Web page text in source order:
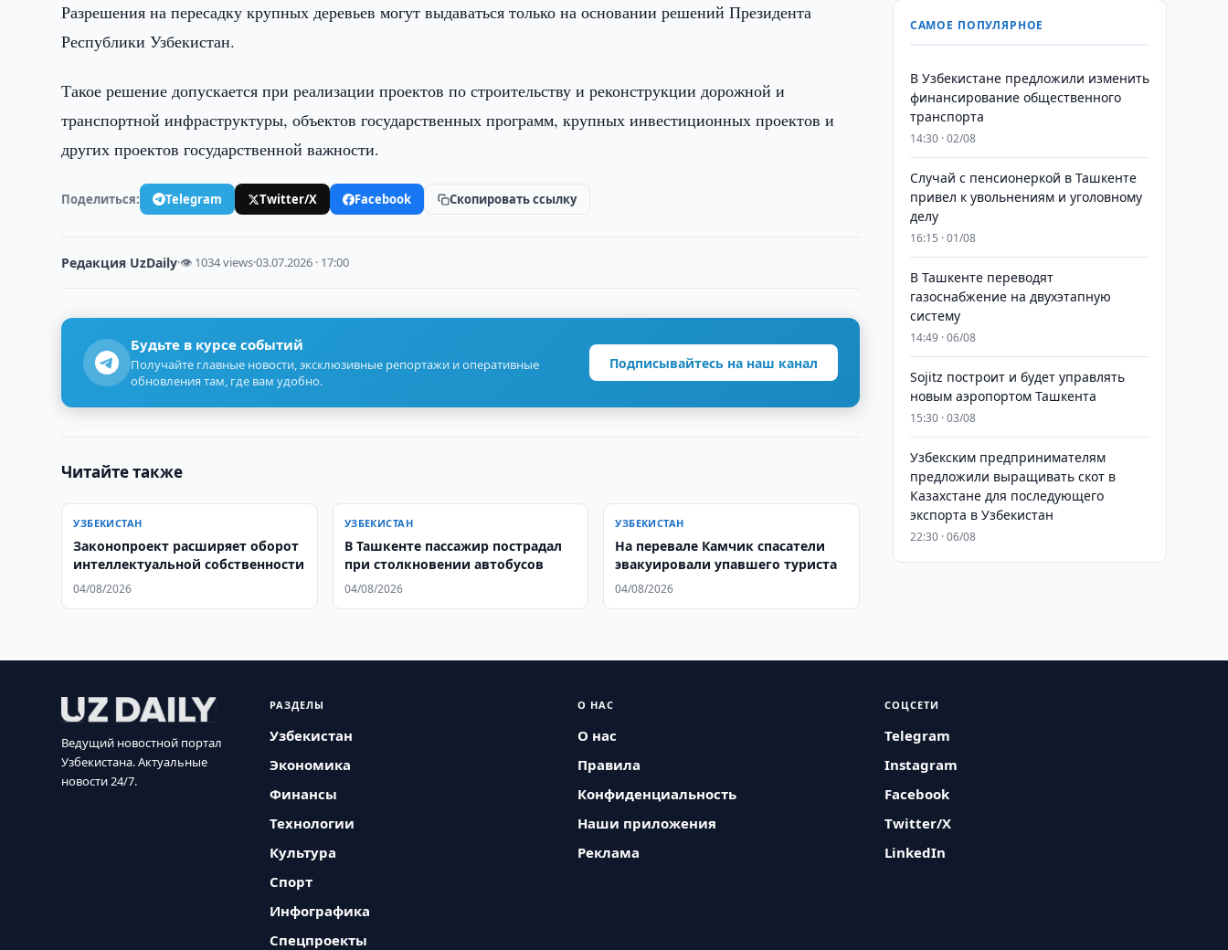
Разрешения на пересадку крупных деревьев могут выдаваться только на основании решений Президента
Республики Узбекистан.
Такое решение допускается при реализации проектов по строительству и реконструкции дорожной и
транспортной инфраструктуры, объектов государственных программ, крупных инвестиционных проектов и
других проектов государственной важности.
Поделиться: Telegram Twitter/X Facebook Скопировать ссылку
Редакция UzDaily·👁 1034 views·03.07.2026 · 17:00
Будьте в курсе событий
Получайте главные новости, эксклюзивные репортажи и оперативные
обновления там, где вам удобно.
Подписывайтесь на наш канал
Читайте также
УЗБЕКИСТАН
Законопроект расширяет оборот
интеллектуальной собственности
04/08/2026
УЗБЕКИСТАН
В Ташкенте пассажир пострадал
при столкновении автобусов
04/08/2026
УЗБЕКИСТАН
На перевале Камчик спасатели
эвакуировали упавшего туриста
04/08/2026
САМОЕ ПОПУЛЯРНОЕ
В Узбекистане предложили изменить
финансирование общественного
транспорта
14:30 · 02/08
Случай с пенсионеркой в Ташкенте
привел к увольнениям и уголовному
делу
16:15 · 01/08
В Ташкенте переводят
газоснабжение на двухэтапную
систему
14:49 · 06/08
Sojitz построит и будет управлять
новым аэропортом Ташкента
15:30 · 03/08
Узбекским предпринимателям
предложили выращивать скот в
Казахстане для последующего
экспорта в Узбекистан
22:30 · 06/08
Ведущий новостной портал
Узбекистана. Актуальные
новости 24/7.
РАЗДЕЛЫ
Узбекистан
Экономика
Финансы
Технологии
Культура
Спорт
Инфографика
Спецпроекты
О НАС
О нас
Правила
Конфиденциальность
Наши приложения
Реклама
СОЦСЕТИ
Telegram
Instagram
Facebook
Twitter/X
LinkedIn